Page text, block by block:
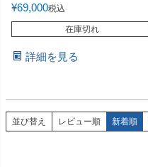
¥69,000税込
在庫切れ
詳細を見る
並び替え レビュー順 新着順